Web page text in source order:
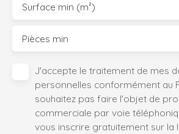
Surface min (m²)
Pièces min
J'accepte le traitement de mes
personnelles conformément au
souhaitez pas faire l'objet de
commerciale par voie
vous inscrire gratuitement sur la